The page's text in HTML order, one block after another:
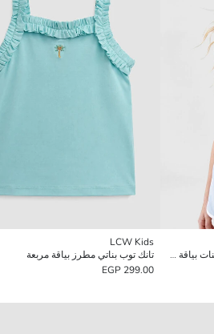
قميص داخلي بدون أكمام مطبوع للبنات بياقة دائرية لوس أنجلِس
LCW Kids
تانك توب بناتي مطرز بياقة مربعة
299.00 EGP